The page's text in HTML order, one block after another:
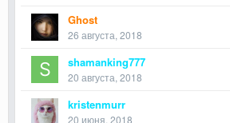
Ghost
26 августа, 2018
shamanking777
20 августа, 2018
kristenmurr
20 июня, 2018